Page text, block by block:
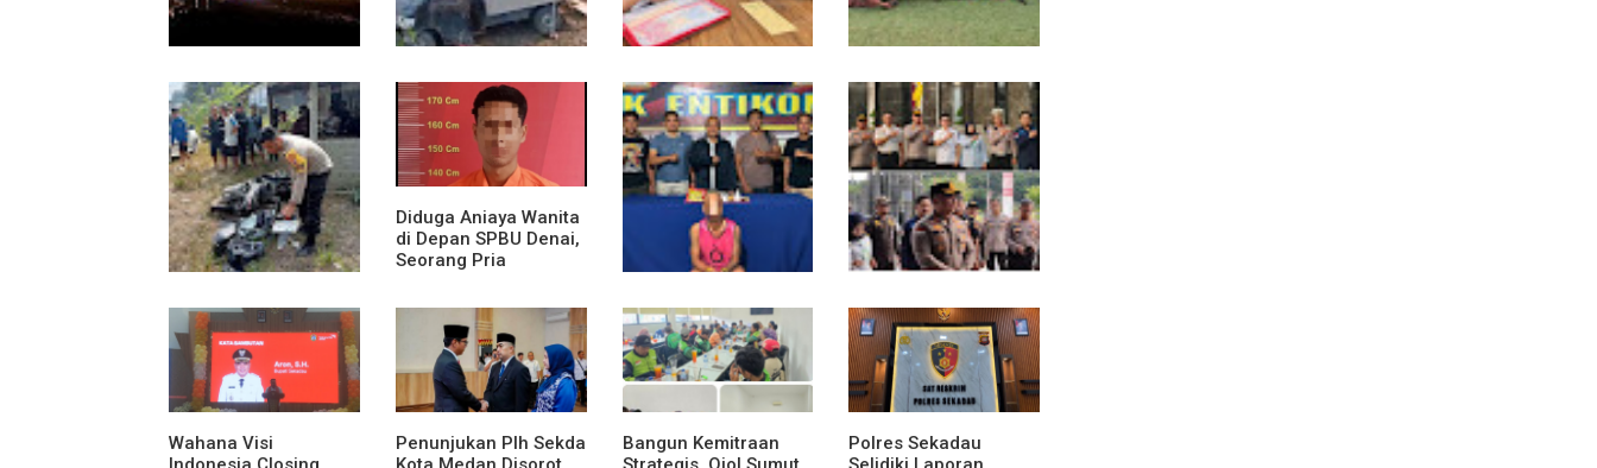
13 Jam Berjuang,
Polsek Toba dan
Warga Berhasil
Jinakkan Karhutla 7
Hektare di Desa
Bagan Asam
Mobil Box Terjun ke
Jurang Depan KC,
Diduga Rem Blong
Diduga Jadi Korban
Penyebaran Foto
Pribadi dan
Dicemarkan di TikTok,
AF Lapor ke Polda
Sumut
Polsek Entikong Gelar
Apel Siaga Karhutla
2026, Sinergi Lintas
Sektor Cegah
Kebakaran Hutan dan
Lahan
Truk Kontainer Oleng
Tabrak Vario, Warga
Kapuas Meninggal di
Dusun Mak Tampong
Diduga Aniaya Wanita
di Depan SPBU Denai,
Seorang Pria
Medan Area
Polsek Entikong
Gagalkan Peredaran
Sabu 151,76 Gram di
Perbatasan
Kunker Perdana ke
Entikong, Kapolres
Sanggau: Keamanan
Perbatasan Tanggung
Jawab Bersama
Wahana Visi
Penunjukan Plh Sekda
Bangun Kemitraan
Polres Sekadau